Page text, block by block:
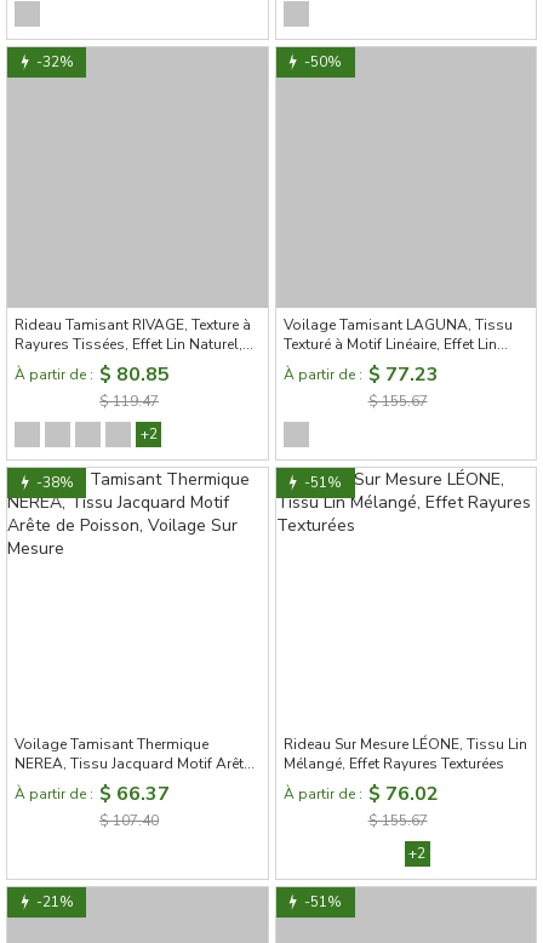
-32%
Rideau Tamisant RIVAGE, Texture à
Rayures Tissées, Effet Lin Naturel,
Confection Sur Mesure
À partir de : $ 80.85
$ 119.47
+2
-50%
Voilage Tamisant LAGUNA, Tissu
Texturé à Motif Linéaire, Effet Lin
Naturel
À partir de : $ 77.23
$ 155.67
-38%
Voilage Tamisant Thermique
NEREA, Tissu Jacquard Motif Arête
de Poisson, Voilage Sur Mesure
À partir de : $ 66.37
$ 107.40
-51%
Rideau Sur Mesure LÉONE, Tissu Lin
Mélangé, Effet Rayures Texturées
À partir de : $ 76.02
$ 155.67
+2
-21% -51%